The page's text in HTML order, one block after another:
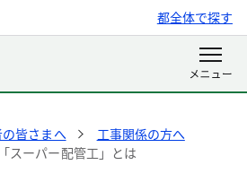
都全体で探す
皆さまへ
工事関係の方へ
「スーパー配管工」とは